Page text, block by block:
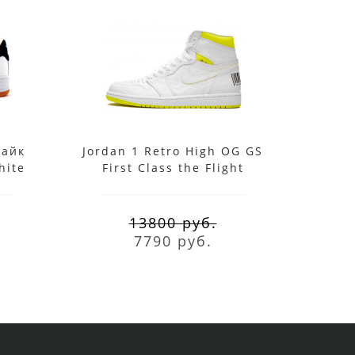
Jordan 1 Retro High OG GS
First Class the Flight
13800 руб.
7790 руб.